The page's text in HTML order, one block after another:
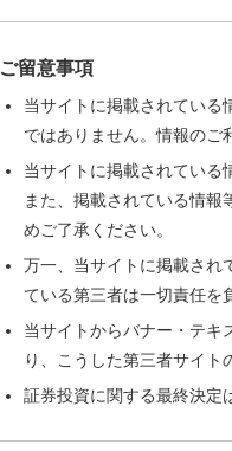
ご留意事項
当サイトに掲載されている
ではありません。情報のご
当サイトに掲載されている
また、掲載されている情
めご了承ください。
万一、当サイトに掲載され
ている第三者は一切責任を
当サイトからバナー・テキ
り、こうした第三者サイト
証券投資に関する最終決定